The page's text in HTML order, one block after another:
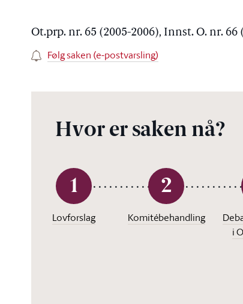
Ot.prp. nr. 65 (2005-2006), Innst. O. nr.
Følg saken (e-postvarsling)
Hvor er saken nå?
1
Lovforslag
2
Komitébehandling
i